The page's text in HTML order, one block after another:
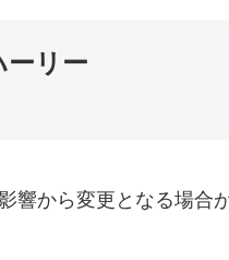
ーリー
響から変更となる場合